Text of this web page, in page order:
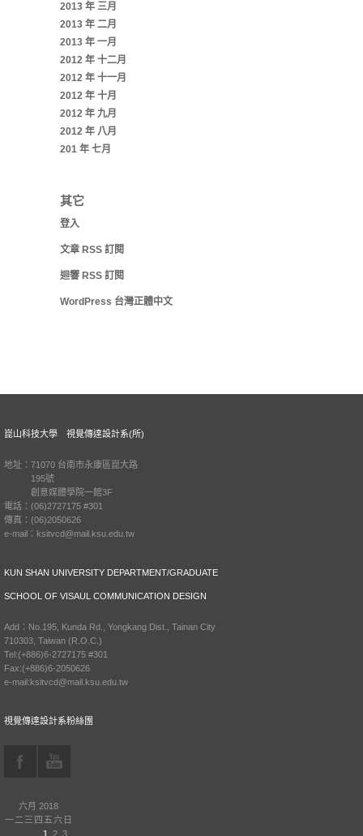
2013 年 三月
2013 年 二月
2013 年 一月
2012 年 十二月
2012 年 十一月
2012 年 十月
2012 年 九月
2012 年 八月
201 年 七月
其它
登入
文章 RSS 訂閱
迴響 RSS 訂閱
WordPress 台灣正體中文
崑山科技大學 視覺傳達設計系(所)
地址：71070 台南市永康區崑大路
195號
創意媒體學院一館3F
電話：(06)2727175 #301
傳真：(06)2050626
e-mail：ksitvcd@mail.ksu.edu.tw
KUN SHAN UNIVERSITY DEPARTMENT/GRADUATE
SCHOOL OF VISAUL COMMUNICATION DESIGN
Add：No.195, Kunda Rd., Yongkang Dist., Tainan City
710303, Taiwan (R.O.C.)
Tel:(+886)6-2727175 #301
Fax:(+886)6-2050626
e-mail:ksitvcd@mail.ksu.edu.tw
視覺傳達設計系粉絲團
六月 2018
一 二 三 四 五六 日
1
2 3